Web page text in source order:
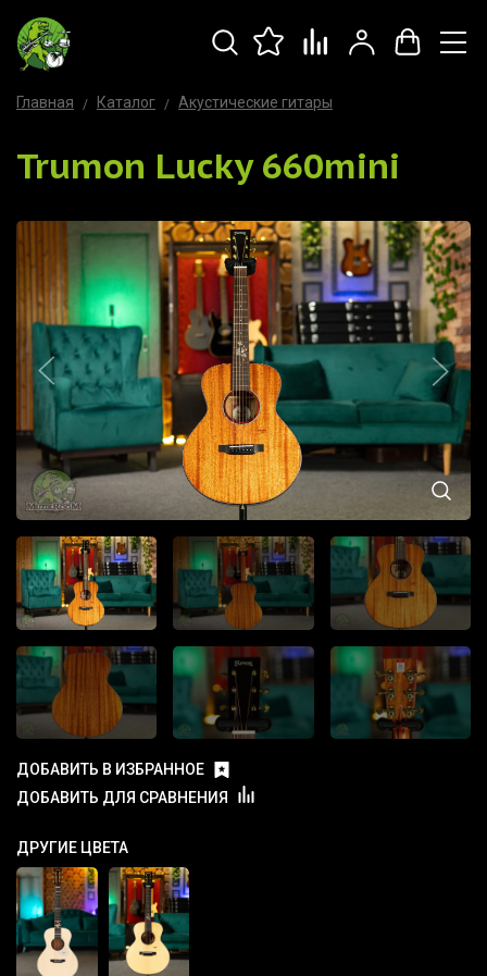
Главная Каталог Акустические гитары
Trumon Lucky 660mini
ДОБАВИТЬ В ИЗБРАННОЕ
ДОБАВИТЬ ДЛЯ СРАВНЕНИЯ
ДРУГИЕ ЦВЕТА